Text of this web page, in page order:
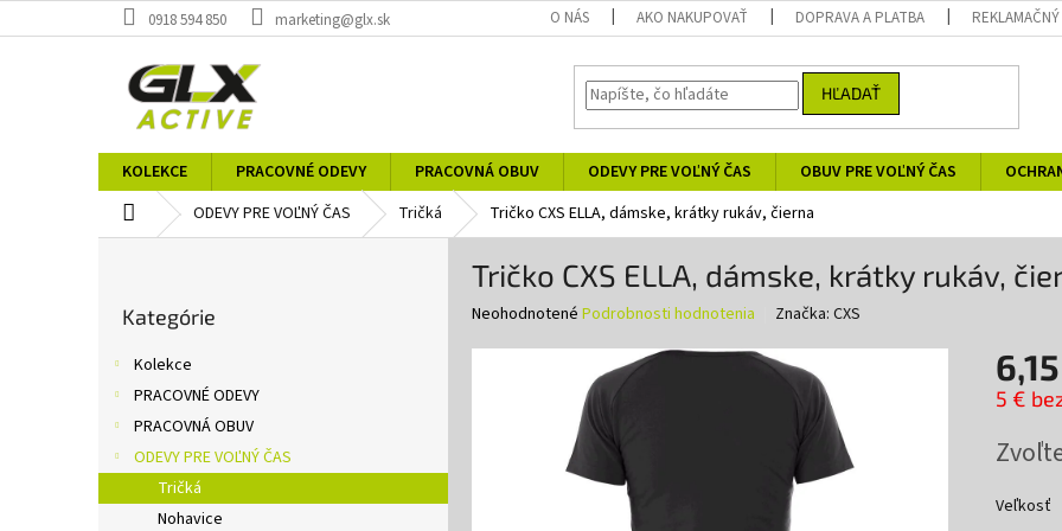
na
0918 594 850 marketing@glx.sk O NÁS AKO NAKUPOVAŤ DOPRAVA A PLATBA REKLAMAČNÝ
HĽADAŤ
KOLEKCE PRACOVNÉ ODEVY PRACOVNÁ OBUV ODEVY PRE VOĽNÝ ČAS OBUV PRE VOĽNÝ ČAS
DomovODEVY PRE VOĽNÝ ČAS Tričká Tričko CXS ELLA, dámske, krátky rukáv, čierna
kategórie
Kategórie
Kolekce
PRACOVNÉ ODEVY
PRACOVNÁ OBUV
ODEVY PRE VOĽNÝ ČAS
Tričká
Nohavice
Tričko CXS ELLA, dámske, krátky rukáv,
Priemerné
Neohodnotené Podrobnosti hodnotenia Značka: CXS
5 €
cena:
Veľkosť